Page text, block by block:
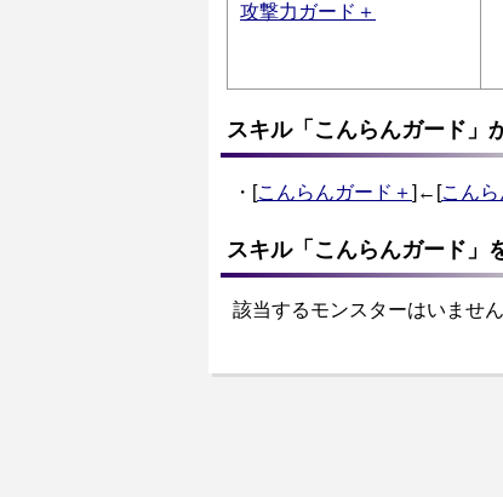
攻撃力ガード＋
スキル「こんらんガード」
・[こんらんガード＋]←[こんら
スキル「こんらんガード」
該当するモンスターはいません